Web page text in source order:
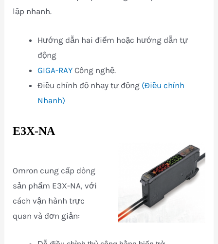
lập nhanh.
Hướng dẫn hai điểm hoặc hướng dẫn tự
động
GIGA-RAY Công nghệ.
Điều chỉnh độ nhạy tự động (Điều chỉnh
Nhanh)
E3X-NA
Omron cung cấp dòng
sản phẩm E3X-NA, với
cách vận hành trực
quan và đơn giản: